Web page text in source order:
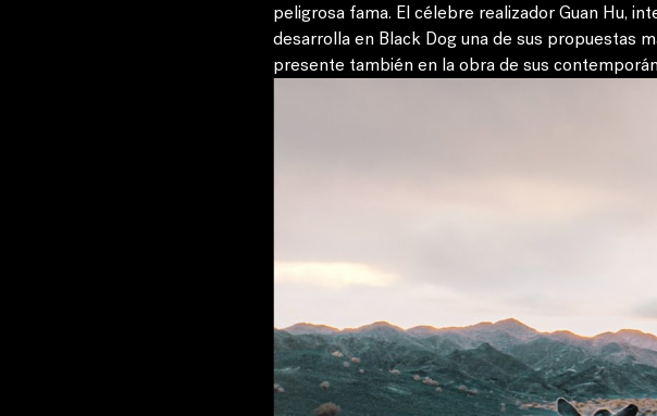
peligrosa fama. El célebre realizador Guan Hu,
desarrolla en Black Dog una de sus propuestas
presente también en la obra de sus